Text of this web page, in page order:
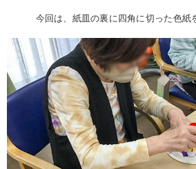
今回は、紙皿の裏に四角に切った色紙